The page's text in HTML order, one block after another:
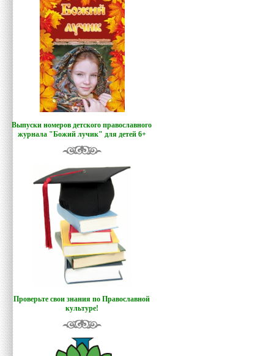
Выпуски номеров детского православного
журнала "Божий лучик" для детей 6+
Проверьте свои знания по Православной
культуре!